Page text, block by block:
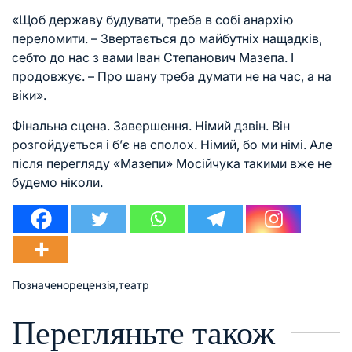
«Щоб державу будувати, треба в собі анархію
переломити. – Звертається до майбутніх нащадків,
себто до нас з вами Іван Степанович Мазепа. І
продовжує. – Про шану треба думати не на час, а на
віки».
Фінальна сцена. Завершення. Німий дзвін. Він
розгойдується і б’є на сполох. Німий, бо ми німі. Але
після перегляду «Мазепи» Мосійчука такими вже не
будемо ніколи.
Позначенорецензія,театр
Перегляньте також